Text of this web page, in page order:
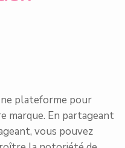
plateforme pour
marque. En partageant
vous pouvez